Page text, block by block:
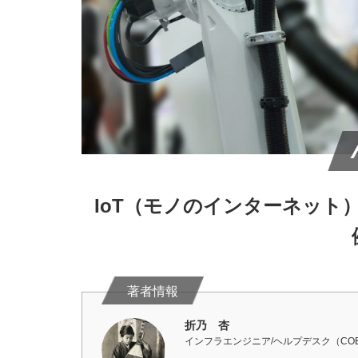
IoT（モノのインターネット
折乃 杏
インフラエンジニア/ヘルプデスク（